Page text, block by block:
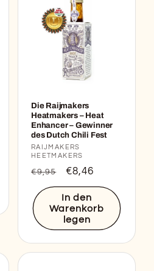
Die Raijmakers
Heatmakers – Heat
Enhancer – Gewinner
des Dutch Chili Fest
Anbieter:
RAIJMAKERS
HEETMAKERS
Normaler
Preis
€9,95 Verkaufspreis
€8,46
In den
Warenkorb
legen